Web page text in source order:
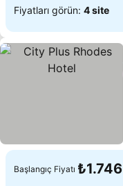
Fiyatları görün: 4 site
Başlangıç Fiyatı ₺1.746